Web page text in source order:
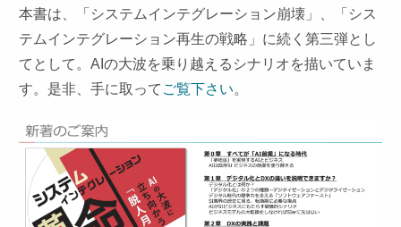
本書は、「システムインテグレーション崩壊」、「シス
テムインテグレーション再生の戦略」に続く第三弾とし
てとして。AIの大波を乗り越えるシナリオを描いていま
す。是非、手に取って ご覧下さい。